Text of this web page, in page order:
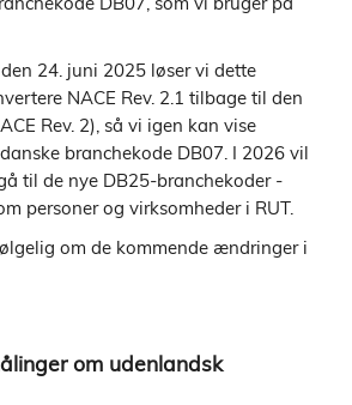
24. juni 2025 løser vi dette
NACE Rev. 2.1 tilbage til den
Rev. 2), så vi igen kan vise
branchekode DB07. I 2026 vil
til de nye DB25-branchekoder -
personer og virksomheder i RUT.
om de kommende ændringer i
om udenlandsk